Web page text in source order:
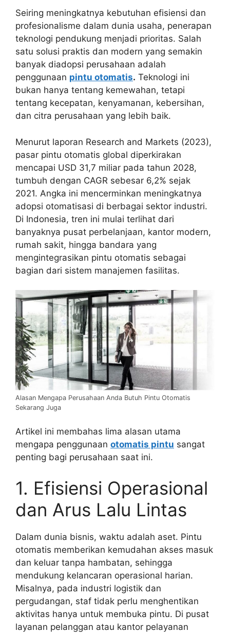
Seiring meningkatnya kebutuhan efisiensi dan
profesionalisme dalam dunia usaha, penerapan
teknologi pendukung menjadi prioritas. Salah
satu solusi praktis dan modern yang semakin
banyak diadopsi perusahaan adalah
penggunaan pintu otomatis. Teknologi ini
bukan hanya tentang kemewahan, tetapi
tentang kecepatan, kenyamanan, kebersihan,
dan citra perusahaan yang lebih baik.
Menurut laporan Research and Markets (2023),
pasar pintu otomatis global diperkirakan
mencapai USD 31,7 miliar pada tahun 2028,
tumbuh dengan CAGR sebesar 6,2% sejak
2021. Angka ini mencerminkan meningkatnya
adopsi otomatisasi di berbagai sektor industri.
Di Indonesia, tren ini mulai terlihat dari
banyaknya pusat perbelanjaan, kantor modern,
rumah sakit, hingga bandara yang
mengintegrasikan pintu otomatis sebagai
bagian dari sistem manajemen fasilitas.
Alasan Mengapa Perusahaan Anda Butuh Pintu Otomatis
Sekarang Juga
Artikel ini membahas lima alasan utama
mengapa penggunaan otomatis pintu sangat
penting bagi perusahaan saat ini.
1. Efisiensi Operasional
dan Arus Lalu Lintas
Dalam dunia bisnis, waktu adalah aset. Pintu
otomatis memberikan kemudahan akses masuk
dan keluar tanpa hambatan, sehingga
mendukung kelancaran operasional harian.
Misalnya, pada industri logistik dan
pergudangan, staf tidak perlu menghentikan
aktivitas hanya untuk membuka pintu. Di pusat
layanan pelanggan atau kantor pelayanan